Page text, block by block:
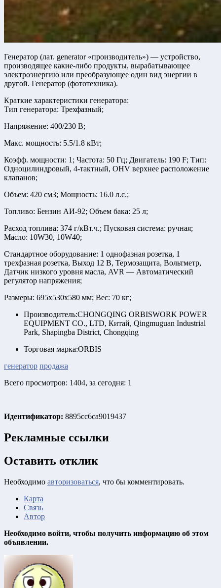
Генератор (лат. generator «производитель») — устройство,
производящее какие-либо продукты, вырабатывающее
электроэнергию или преобразующее один вид энергии в
другой. Генератор (фототехника).
Краткие характеристики генератора:
Тип генератора: Трехфазный;
Напряжение: 400/230 В;
Макс. мощность: 5.5/1.8 кВт;
Коэфф. мощности: 1; Частота: 50 Гц; Двигатель: 190 F; Тип:
Одноцилиндровый, 4-тактный, OHV верхнее расположение
клапанов;
Объем: 420 см3; Мощность: 16.0 л.с.;
Топливо: Бензин АИ-92; Объем бака: 25 л;
Расход топлива: 374 г/кВт.ч.; Пусковая система: ручная;
Масло: 10W30, 10W40;
Стандартное оборудование: 1 однофазная розетка, 1
трехфазная розетка, Выход 12 В, Термозащита, Вольтметр,
Датчик низкого уровня масла, AVR — Автоматический
регулятор напряжения;
Размеры: 695х530х580 мм; Вес: 70 кг;
Производитель:CHONGQING ORBISWORK POWER
EQUIPMENT CO., LTD, Китай, Qingmuguan Industrial
Park, Shapingba District, Chongqing
Торговая марка:ORBIS
генератор продажа
Всего просмотров: 1404, за сегодня: 1
Идентификатор: 8895cc6ca9019437
Рекламные ссылки
Оставить отклик
Необходимо авторизоваться, что бы комментировать.
Карта
Связь
Автор
Необходимо войти, чтобы получить информацию об этом
объявлении.